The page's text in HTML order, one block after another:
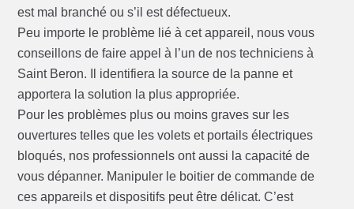
est mal branché ou s’il est défectueux.
Peu importe le problème lié à cet appareil, nous vous
conseillons de faire appel à l’un de nos techniciens à
Saint Beron. Il identifiera la source de la panne et
apportera la solution la plus appropriée.
Pour les problèmes plus ou moins graves sur les
ouvertures telles que les volets et portails électriques
bloqués, nos professionnels ont aussi la capacité de
vous dépanner. Manipuler le boitier de commande de
ces appareils et dispositifs peut être délicat. C’est